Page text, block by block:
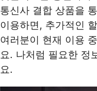
통신사 결합 상품을
이용하면, 추가적인
여러분이 현재 이용
요. 나처럼 필요한 정
요.